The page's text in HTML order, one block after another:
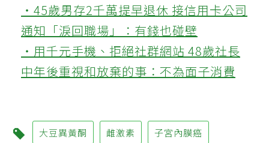
‧45歲男存2千萬提早退休 接信用卡公司
通知「淚回職場」：有錢也碰壁
‧用千元手機、拒絕社群網站 48歲社長
中年後重視和放棄的事：不為面子消費
大豆異黃酮 雌激素 子宮內膜癌